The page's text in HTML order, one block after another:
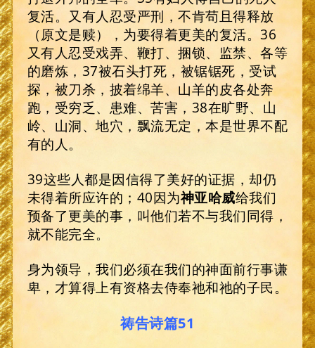
复活。又有人忍受严刑，不肯苟且得释放
（原文是赎），为要得着更美的复活。36
又有人忍受戏弄、鞭打、捆锁、监禁、各等
的磨炼，37被石头打死，被锯锯死，受试
探，被刀杀，披着绵羊、山羊的皮各处奔
跑，受穷乏、患难、苦害，38在旷野、山
岭、山洞、地穴，飘流无定，本是世界不配
有的人。
39这些人都是因信得了美好的证据，却仍
未得着所应许的；40因为神亚哈威给我们
预备了更美的事，叫他们若不与我们同得，
就不能完全。
身为领导，我们必须在我们的神面前行事谦
卑，才算得上有资格去侍奉祂和祂的子民。
祷告诗篇51